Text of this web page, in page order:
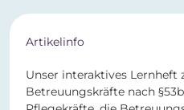
Artikelinfo
Unser interaktives Lernheft
Betreuungskräfte nach